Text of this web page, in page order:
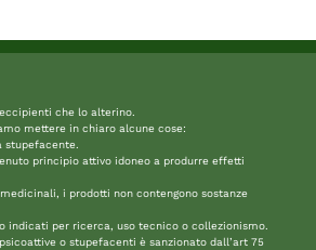
che lo alterino.
mettere in chiaro alcune cose:
stupefacente.
principio attivo idoneo a produrre effetti
i prodotti non contengono sostanze
indicati per ricerca, uso tecnico o collezionismo.
o stupefacenti è sanzionato dall’art 75